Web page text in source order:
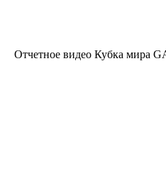
Отчетное видео Кубка мира